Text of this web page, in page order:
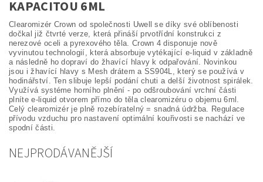
KAPACITOU 6ML
Clearomizér Crown od společnosti Uwell se díky své oblíbenosti
dočkal již čtvrté verze, která přináší prvotřídní konstrukci z
nerezové oceli a pyrexového těla. Crown 4 disponuje nově
vyvinutou technologií, která absorbuje vytékající e-liquid v základně
a následně ho dopraví do žhavící hlavy k odpařování. Novinkou
jsou i žhavící hlavy s Mesh drátem a SS904L, který se používá v
hodinářství. Ten slibuje lepší podání chuti a delší životnost spirálek.
Využívá systéme horního plnění - po odšroubování vrchní části
plníte e-liquid otvorem přímo do těla clearomizéru o objemu 6ml.
Celý clearomizér je plně rozebíratelný = snadná údržba. Regulace
přívodu vzduchu pro nastavení optimální kouřivosti se nachází ve
spodní části.
NEJPRODÁVANĚJŠÍ